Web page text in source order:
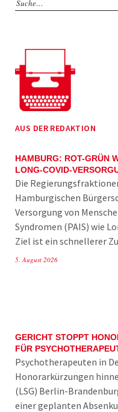
AUS DER REDAKTION
HAMBURG: ROT-GRÜN
LONG-COVID-
Die
Hamburgischen
Versorgung von
Syndromen (PAIS) wie
Ziel ist ein schnellerer
5. August 2026
GERICHT STOPPT
FÜR
Psychotherapeuten in
Honorarkürzungen
(LSG) Berlin-
einer geplanten